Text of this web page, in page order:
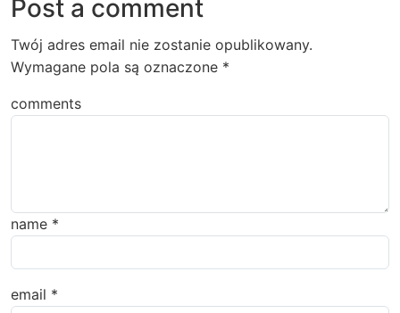
Post a comment
Twój adres email nie zostanie opublikowany.
Wymagane pola są oznaczone *
comments
name *
email *